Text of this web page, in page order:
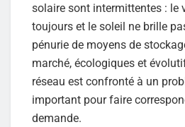
solaire sont intermittentes : le
toujours et le soleil ne brille
pénurie de moyens de
marché, écologiques et
réseau est confronté à un
important pour faire
demande.